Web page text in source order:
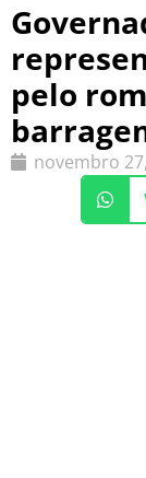
pelo
novembro